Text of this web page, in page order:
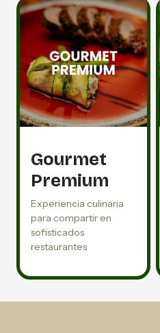
Gourmet
Premium
Experiencia culinaria
para compartir en
sofisticados
restaurantes